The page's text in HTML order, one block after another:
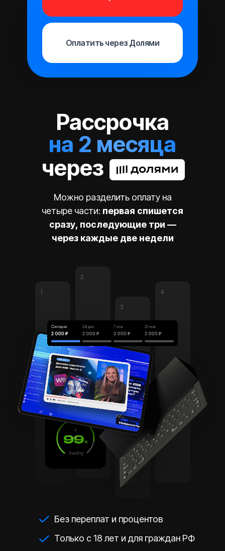
Оплатить через Долями
Только с 18 лет и для граждан РФ
1
2
4
3
Без переплат и процентов
Рассрочка
на 2 месяца
через
Можно разделить оплату на
четыре части: первая спишется
сразу, последующие три —
через каждые две недели